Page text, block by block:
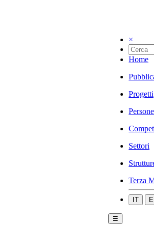
×
Home
Progetti
Persone
Settori
Terza
IT
☰